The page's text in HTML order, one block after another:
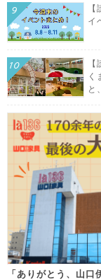
イ
く
と
「ありがとう、山